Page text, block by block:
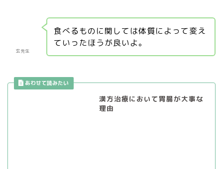
玄先生
食べるものに関しては体質によって変え
ていったほうが良いよ。
漢方治療において胃腸が大事な
理由